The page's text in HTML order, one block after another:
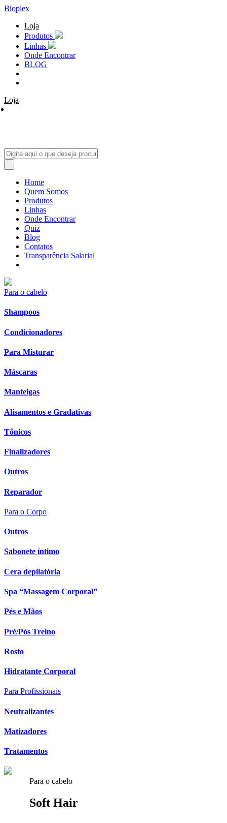
Bioplex
Loja
Produtos
Linhas
Onde Encontrar
BLOG
Loja
Home
Quem Somos
Produtos
Linhas
Onde Encontrar
Quiz
Blog
Contatos
Transparência Salarial
Para o cabelo
Shampoos
Condicionadores
Para Misturar
Máscaras
Manteigas
Alisamentos e Gradativas
Tônicos
Finalizadores
Outros
Reparador
Para o Corpo
Outros
Sabonete íntimo
Cera depilatória
Spa “Massagem Corporal”
Pés e Mãos
Pré/Pós Treino
Rosto
Hidratante Corporal
Para Profissionais
Neutralizantes
Matizadores
Tratamentos
Para o cabelo
Soft Hair